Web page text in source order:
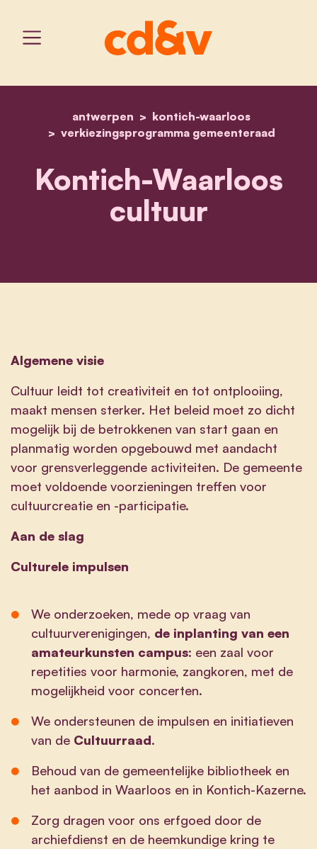
home
antwerpen
kontich-waarloos
verkiezingsprogramma gemeenteraad
kontich-waarloos cultuur
Kontich-Waarloos
cultuur
Algemene visie
Cultuur leidt tot creativiteit en tot ontplooiing,
maakt mensen sterker. Het beleid moet zo dicht
mogelijk bij de betrokkenen van start gaan en
planmatig worden opgebouwd met aandacht
voor grensverleggende activiteiten. De gemeente
moet voldoende voorzieningen treffen voor
cultuurcreatie en -participatie.
Aan de slag
Culturele impulsen
We onderzoeken, mede op vraag van
cultuurverenigingen, de inplanting van een
amateurkunsten campus: een zaal voor
repetities voor harmonie, zangkoren, met de
mogelijkheid voor concerten.
We ondersteunen de impulsen en initiatieven
van de Cultuurraad.
Behoud van de gemeentelijke bibliotheek en
het aanbod in Waarloos en in Kontich-Kazerne.
Zorg dragen voor ons erfgoed door de
archiefdienst en de heemkundige kring te